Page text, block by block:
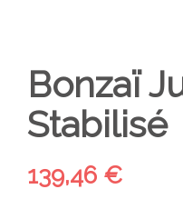
Bonzaï
Stabilisé
139,46 €